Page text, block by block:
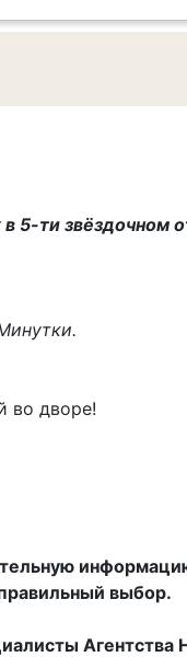
5-ти звёздочном
во дворе!
выбор.